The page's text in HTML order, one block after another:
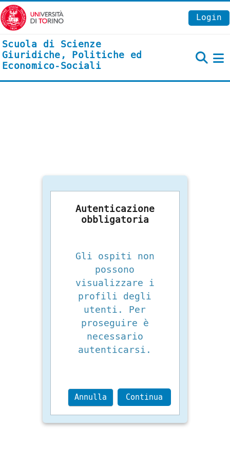
Vai al contenuto principale
Login
Scuola di Scienze
Giuridiche, Politiche ed
Economico-Sociali
Autenticazione
obbligatoria
Gli ospiti non
possono
visualizzare i
profili degli
utenti. Per
proseguire è
necessario
autenticarsi.
Annulla Continua